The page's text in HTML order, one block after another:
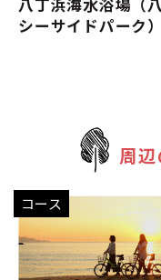
八丁浜海水浴場（
シーサイドパーク）
周
コース